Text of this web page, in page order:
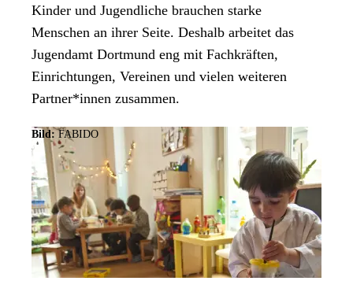
Kinder und Jugendliche brauchen starke
Menschen an ihrer Seite. Deshalb arbeitet das
Jugendamt Dortmund eng mit Fachkräften,
Einrichtungen, Vereinen und vielen weiteren
Partner*innen zusammen.
Bild: FABIDO